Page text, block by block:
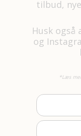
tilbud,
Husk også
og
*Læs